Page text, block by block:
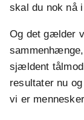
skal du nok nå
Og det gælder
sjældent
resultater nu og
vi er